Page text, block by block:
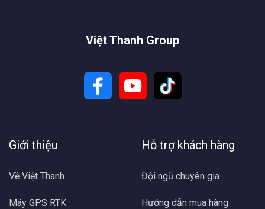
Việt Thanh Group
Giới thiệu
Về Việt Thanh
Máy GPS RTK
Hỗ trợ khách hàng
Đội ngũ chuyên gia
Hướng dẫn mua hàng